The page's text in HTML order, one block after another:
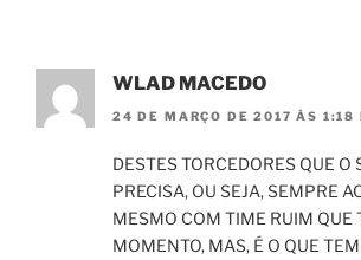
WLAD MACEDO
24 DE MARÇO DE 2017 ÀS 1:18
DESTES TORCEDORES QUE O
PRECISA, OU SEJA, SEMPRE
MESMO COM TIME RUIM QUE
MOMENTO, MAS, É O QUE